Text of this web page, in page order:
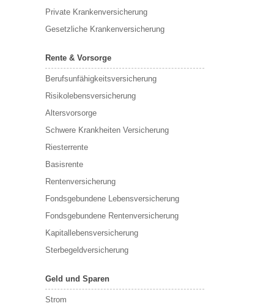
Private Krankenversicherung
Gesetzliche Krankenversicherung
Rente & Vorsorge
Berufs­unfähigkeitsversicherung
Risikolebensversicherung
Altersvorsorge
Schwere Krankheiten Versicherung
Riesterrente
Basisrente
Rentenversicherung
Fondsgebundene Lebensversicherung
Fondsgebundene Rentenversicherung
Kapitallebensversicherung
Sterbegeldversicherung
Geld und Sparen
Strom